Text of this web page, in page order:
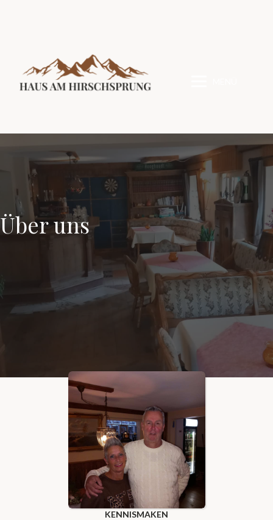
Über uns
KENNISMAKEN